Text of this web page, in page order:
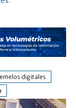
digitales